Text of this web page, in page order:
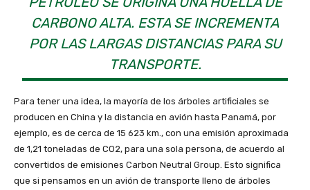
CARBONO ALTA. ESTA SE INCREMENTA
POR LAS LARGAS DISTANCIAS PARA SU
TRANSPORTE.
Para tener una idea, la mayoría de los árboles artificiales se
producen en China y la distancia en avión hasta Panamá, por
ejemplo, es de cerca de 15 623 km., con una emisión aproximada
de 1,21 toneladas de CO2, para una sola persona, de acuerdo al
convertidos de emisiones Carbon Neutral Group. Esto significa
que si pensamos en un avión de transporte lleno de árboles